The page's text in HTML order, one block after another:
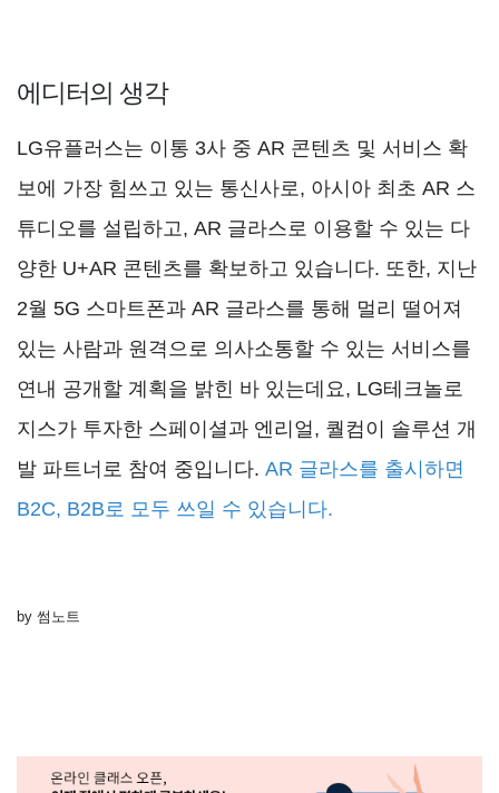
에디터의 생각
LG유플러스는 이통 3사 중 AR 콘텐츠 및 서비스 확
보에 가장 힘쓰고 있는 통신사로, 아시아 최초 AR 스
튜디오를 설립하고, AR 글라스로 이용할 수 있는 다
양한 U+AR 콘텐츠를 확보하고 있습니다. 또한, 지난
2월 5G 스마트폰과 AR 글라스를 통해 멀리 떨어져
있는 사람과 원격으로 의사소통할 수 있는 서비스를
연내 공개할 계획을 밝힌 바 있는데요, LG테크놀로
지스가 투자한 스페이셜과 엔리얼, 퀄컴이 솔루션 개
발 파트너로 참여 중입니다. AR 글라스를 출시하면
B2C, B2B로 모두 쓰일 수 있습니다.
by 썸노트